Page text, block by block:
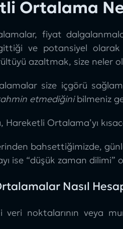
Ortalama
fiyat
ve potansiyel
azaltmak, size neler
size içgörü
etmediğinibilmeniz
Hareketli Ortalama’yı
bahsettiğimizde,
ise “düşük zaman dilimi”
Nasıl
veri noktalarının veya